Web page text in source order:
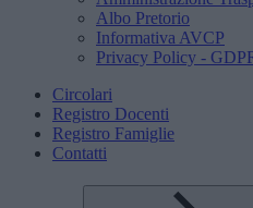
Albo Pretorio
Informativa AVCP
Privacy Policy -
Circolari
Registro Docenti
Registro Famiglie
Contatti